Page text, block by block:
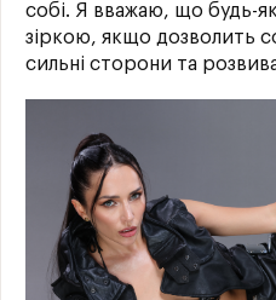
собі. Я вважаю, що будь-
зіркою, якщо дозволить
сильні сторони та